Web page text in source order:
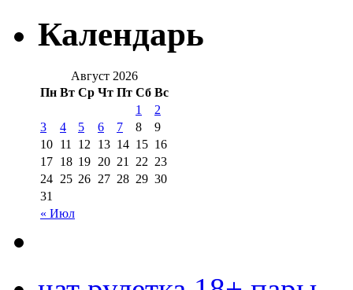
Календарь
Август 2026
Пн Вт Ср Чт Пт Сб Вс
« Июл
1
2
3
4 5 6 7 8
9
10 11 12 13 14 15 16
17 18 19 20 21 22 23
24 25 26 27 28 29 30
31